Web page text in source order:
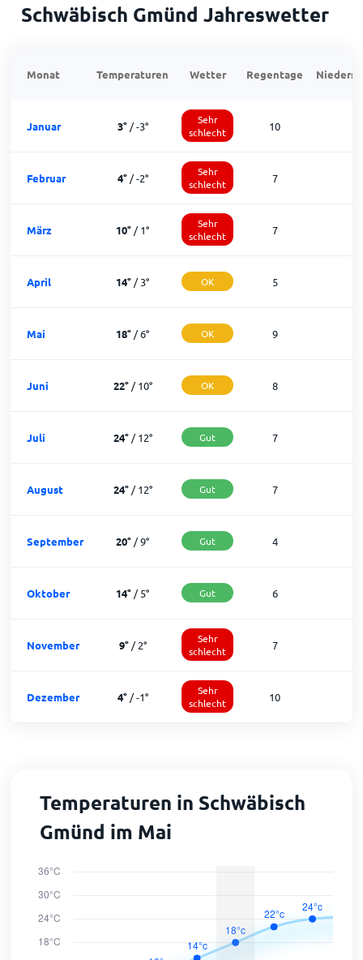
Schwäbisch Gmünd Jahreswetter
Monat Temperaturen Wetter Regentage
Januar 3°/-3°
Sehr
schlecht
10
Februar 4°/-2°
Sehr
schlecht
7
März 10° /1°
Sehr
schlecht
7
April 14° /3° OK 5
Mai 18° /6° OK 9
Juni 22°/10° OK 8
Juli 24°/12° Gut 7
August 24°/12° Gut 7
September 20° /9° Gut 4
Oktober 14° /5° Gut 6
November 9°/2°
Sehr
schlecht
7
Dezember 4°/-1°
Sehr
schlecht
10
Temperaturen in Schwäbisch
Gmünd im Mai